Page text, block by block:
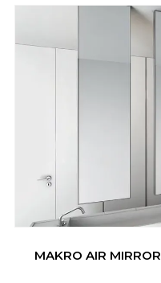
MAKRO AIR MIRROR